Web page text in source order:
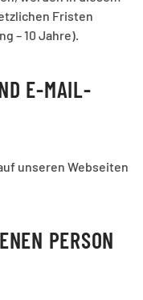
Fristen
– 10 Jahre).
E-MAIL-
unseren Webseiten
PERSON